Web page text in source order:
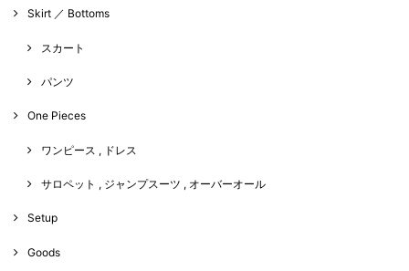
Skirt ／ Bottoms
スカート
パンツ
One Pieces
ワンピース , ドレス
サロペット , ジャンプスーツ , オーバーオール
Setup
Goods